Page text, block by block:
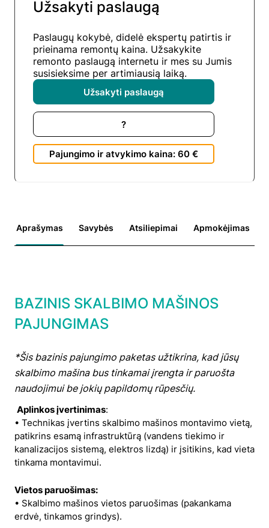
Užsakyti paslaugą
Paslaugų kokybė, didelė ekspertų patirtis ir
prieinama remontų kaina. Užsakykite
remonto paslaugą internetu ir mes su Jumis
susisieksime per artimiausią laiką.
Užsakyti paslaugą
?
Pajungimo ir atvykimo kaina: 60 €
Aprašymas Savybės Atsiliepimai Apmokėjimas
BAZINIS SKALBIMO MAŠINOS
PAJUNGIMAS
*Šis bazinis pajungimo paketas užtikrina, kad jūsų
skalbimo mašina bus tinkamai įrengta ir paruošta
naudojimui be jokių papildomų rūpesčių.
Aplinkos įvertinimas:
• Technikas įvertins skalbimo mašinos montavimo vietą,
patikrins esamą infrastruktūrą (vandens tiekimo ir
kanalizacijos sistemą, elektros lizdą) ir įsitikins, kad vieta
tinkama montavimui.
Vietos paruošimas:
• Skalbimo mašinos vietos paruošimas (pakankama
erdvė, tinkamos grindys).